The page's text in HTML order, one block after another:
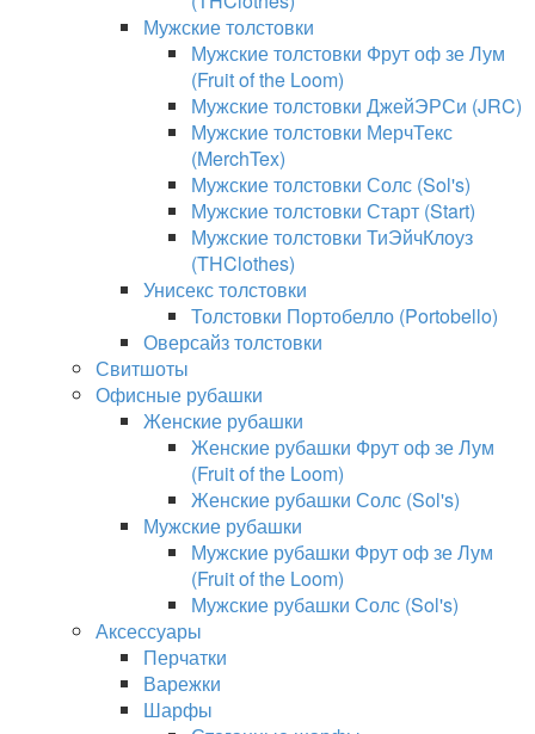
Мужские толстовки
Мужские толстовки Фрут оф зе Лум
(Fruit of the Loom)
Мужские толстовки ДжейЭРСи (JRC)
Мужские толстовки МерчТекс
(MerchTex)
Мужские толстовки Солс (Sol's)
Мужские толстовки Старт (Start)
Мужские толстовки ТиЭйчКлоуз
(THClothes)
Унисекс толстовки
Толстовки Портобелло (Portobello)
Оверсайз толстовки
Свитшоты
Офисные рубашки
Женские рубашки
Женские рубашки Фрут оф зе Лум
(Fruit of the Loom)
Женские рубашки Солс (Sol's)
Мужские рубашки
Мужские рубашки Фрут оф зе Лум
(Fruit of the Loom)
Мужские рубашки Солс (Sol's)
Аксессуары
Перчатки
Варежки
Шарфы